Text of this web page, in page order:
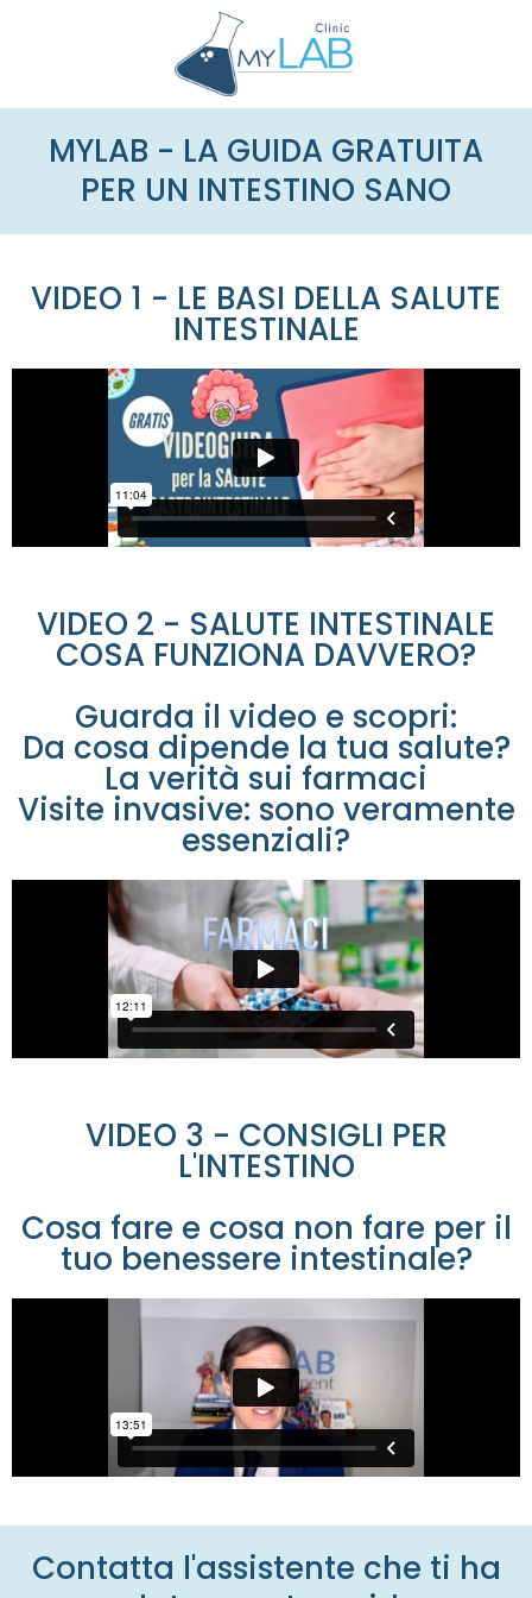
MYLAB - LA GUIDA GRATUITA
PER UN INTESTINO SANO
VIDEO 1 - LE BASI DELLA SALUTE
INTESTINALE
VIDEO 2 - SALUTE INTESTINALE
COSA FUNZIONA DAVVERO?
Guarda il video e scopri:
Da cosa dipende la tua salute?
La verità sui farmaci
Visite invasive: sono veramente
essenziali?
VIDEO 3 - CONSIGLI PER
L'INTESTINO
Cosa fare e cosa non fare per il
tuo benessere intestinale?
Contatta l'assistente che ti ha